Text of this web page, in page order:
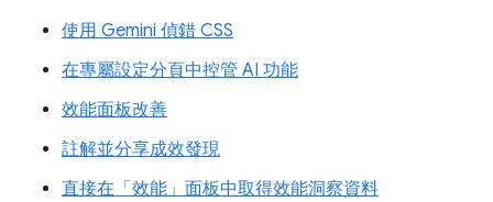
使用 Gemini 偵錯 CSS
在專屬設定分頁中控管 AI 功能
效能面板改善
註解並分享成效發現
直接在「效能」面板中取得效能洞察資料